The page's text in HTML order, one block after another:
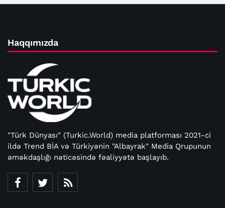
Haqqımızda
"Türk Dünyası" (Turkic.World) media platforması 2021-ci
ildə Trend BİA və Türkiyənin "Albayrak" Media Qrupunun
əməkdaşlığı nəticəsində fəaliyyətə başlayıb.